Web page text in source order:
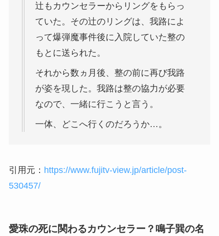
辻もカウンセラーからリングをもらっ
ていた。その辻のリングは、我路によ
って爆弾魔事件後に入院していた整の
もとに送られた。
それから数ヵ月後、整の前に再び我路
が姿を現した。我路は整の協力が必要
なので、一緒に行こうと言う。
一体、どこへ行くのだろうか…。
引用元： https://www.fujitv-view.jp/article/post-
530457/
愛珠の死に関わるカウンセラー？鳴子巽の名